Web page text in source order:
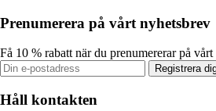
Prenumerera på vårt nyhetsbrev
Få 10 % rabatt när du prenumererar på
Registrera
Håll kontakten